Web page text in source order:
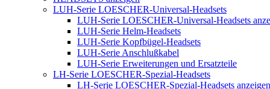
LUH-Serie LOESCHER-Universal-Headsets
LUH-Serie LOESCHER-Universal-Headsets
LUH-Serie Helm-Headsets
LUH-Serie Kopfbügel-Headsets
LUH-Serie Anschlußkabel
LUH-Serie Erweiterungen und Ersatzteile
LH-Serie LOESCHER-Spezial-Headsets
LH-Serie LOESCHER-Spezial-Headsets anzeigen